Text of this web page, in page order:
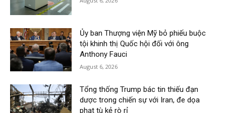
Ủy ban Thượng viện Mỹ bỏ phiếu buộc
tội khinh thị Quốc hội đối với ông
Anthony Fauci
August 6, 2026
Tổng thống Trump bác tin thiếu đạn
dược trong chiến sự với Iran, đe dọa
phạt tù kẻ rò rỉ